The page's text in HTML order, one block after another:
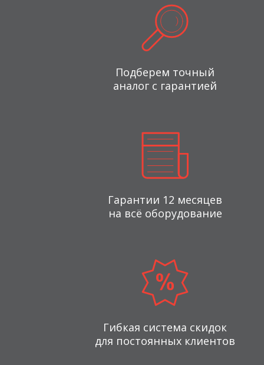
Подберем точный
аналог с гарантией
Гарантии 12 месяцев
на всё оборудование
Гибкая система скидок
для постоянных клиентов